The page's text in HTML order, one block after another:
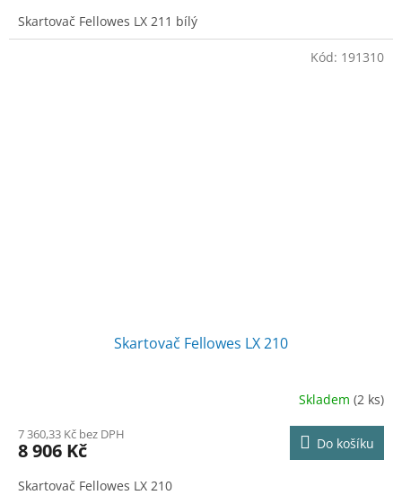
Skartovač Fellowes LX 211 bílý
Skartovač Fellowes LX 210
Skladem (2 ks)
7 360,33 Kč bez DPH
8 906 Kč Do košíku
Skartovač Fellowes LX 210
Kód: 191310